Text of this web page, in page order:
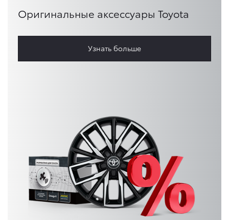
Оригинальные аксессуары Toyota
Узнать больше